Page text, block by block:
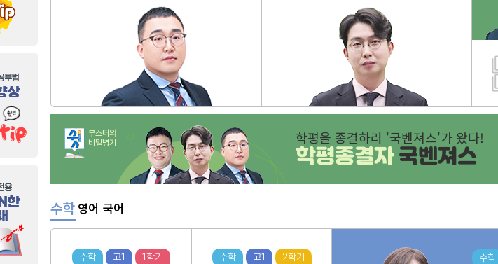
부스터의
비밀병기
학평을 종결하러 '국벤져스'가 왔다!
학평종결자국벤져스
수학 영어 국어
수학 고1 1학기 수학 고1 2학기 수학